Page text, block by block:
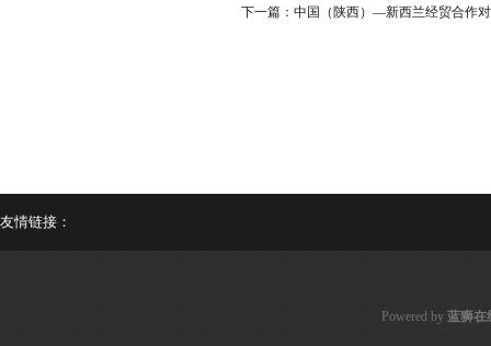
下一篇： 中国（陕西）—新西兰经贸合作
友情链接：
Powered by 蓝狮在